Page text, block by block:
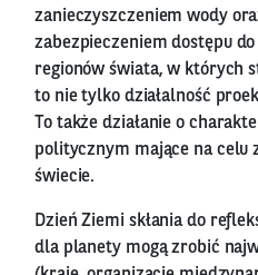
zanieczyszczeniem wody
zabezpieczeniem dostępu
regionów świata, w których
to nie tylko działalność
To także działanie o
politycznym mające na celu
świecie.
Dzień Ziemi skłania do
dla planety mogą zrobić